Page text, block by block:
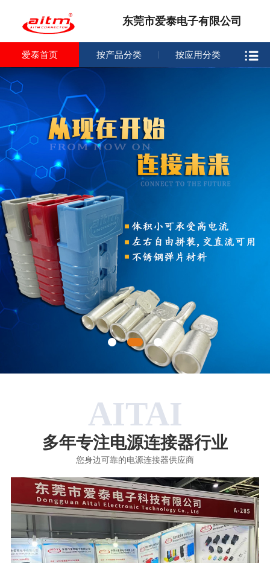
东莞市爱泰电子有限公司
爱泰首页 按产品分类 按应用分类
AITAI
多年专注电源连接器行业
您身边可靠的电源连接器供应商